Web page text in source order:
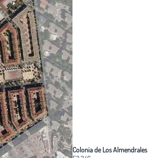
Colonia de Los Almendrales